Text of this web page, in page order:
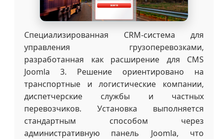
Специализированная CRM-система для
управления грузоперевозками,
разработанная как расширение для CMS
Joomla 3. Решение ориентировано на
транспортные и логистические компании,
диспетчерские службы и частных
перевозчиков. Установка выполняется
стандартным способом через
административную панель Joomla, что